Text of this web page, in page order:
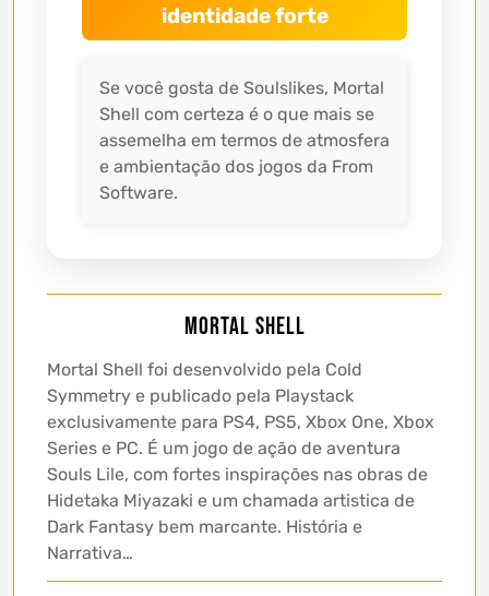
identidade forte
Se você gosta de Soulslikes, Mortal
Shell com certeza é o que mais se
assemelha em termos de atmosfera
e ambientação dos jogos da From
Software.
Mortal Shell
Mortal Shell foi desenvolvido pela Cold
Symmetry e publicado pela Playstack
exclusivamente para PS4, PS5, Xbox One, Xbox
Series e PC. É um jogo de ação de aventura
Souls Lile, com fortes inspirações nas obras de
Hidetaka Miyazaki e um chamada artistica de
Dark Fantasy bem marcante. História e
Narrativa…